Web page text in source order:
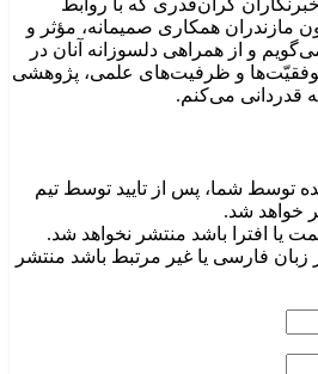
گران‌قدری که با روابط
مازندران همکاری صمیمانه، مؤثر و
و از همراهی دلسوزانه آنان در
موفقیّت‌ها و ظرفیت‌های علمی، پژوهشی
قدردانی می‌کنم.
توسط شما، پس از تایید توسط تیم
خواهد شد.
یا افترا باشد منتشر نخواهد شد.
زبان فارسی یا غیر مرتبط باشد منتشر